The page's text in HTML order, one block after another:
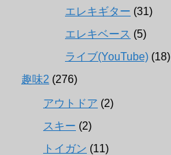
エレキギター (31)
エレキベース (5)
ライブ(YouTube) (18)
趣味2 (276)
アウトドア (2)
スキー (2)
トイガン (11)